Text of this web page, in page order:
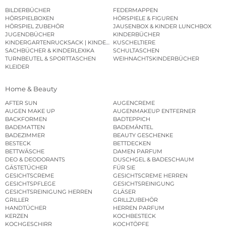
BILDERBÜCHER
FEDERMAPPEN
HÖRSPIELBOXEN
HÖRSPIELE & FIGUREN
HÖRSPIEL ZUBEHÖR
JAUSENBOX & KINDER LUNCHBOX
JUGENDBÜCHER
KINDERBÜCHER
KINDERGARTENRUCKSACK | KINDERGARTENBEUTEL
KUSCHELTIERE
SACHBÜCHER & KINDERLEXIKA
SCHULTASCHEN
TURNBEUTEL & SPORTTASCHEN
WEIHNACHTSKINDERBÜCHER
KLEIDER
Home & Beauty
AFTER SUN
AUGENCREME
AUGEN MAKE UP
AUGENMAKEUP ENTFERNER
BACKFORMEN
BADTEPPICH
BADEMATTEN
BADEMÄNTEL
BADEZIMMER
BEAUTY GESCHENKE
BESTECK
BETTDECKEN
BETTWÄSCHE
DAMEN PARFUM
DEO & DEODORANTS
DUSCHGEL & BADESCHAUM
GÄSTETÜCHER
FÜR SIE
GESICHTSCREME
GESICHTSCREME HERREN
GESICHTSPFLEGE
GESICHTSREINIGUNG
GESICHTSREINIGUNG HERREN
GLÄSER
GRILLER
GRILLZUBEHÖR
HANDTÜCHER
HERREN PARFUM
KERZEN
KOCHBESTECK
KOCHGESCHIRR
KOCHTÖPFE